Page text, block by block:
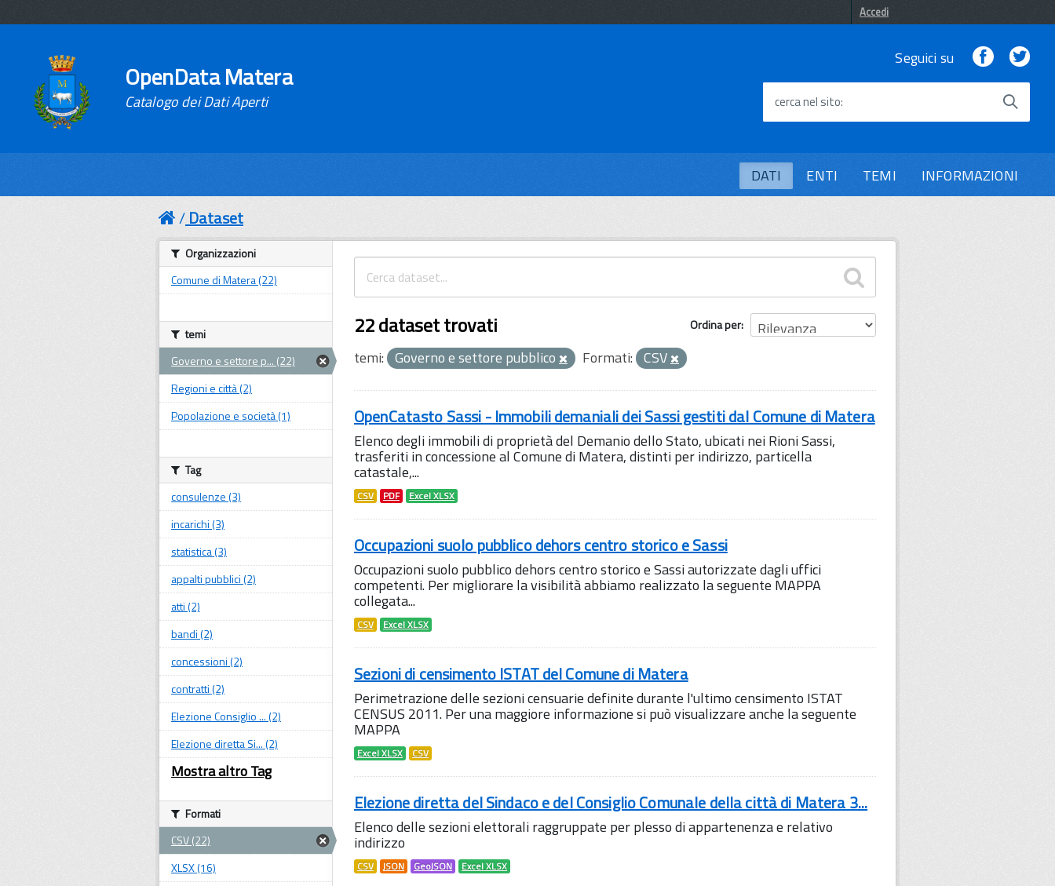
Accedi
OpenData Matera
Catalogo dei Dati Aperti
Seguici su Facebook
cerca nel sito
DATI ENTI TEMI INFORMAZIONI
Dataset
Ordina per
22 dataset trovati
temi: Governo e settore pubblico Formati: CSV
OpenCatasto Sassi - Immobili demaniali dei Sassi gestiti dal Comune di Matera
Elenco degli immobili di proprietà del Demanio dello Stato, ubicati nei Rioni Sassi,
trasferiti in concessione al Comune di Matera, distinti per indirizzo, particella
catastale,...
CSV PDF Excel XLSX
Occupazioni suolo pubblico dehors centro storico e Sassi
Occupazioni suolo pubblico dehors centro storico e Sassi autorizzate dagli uffici
competenti. Per migliorare la visibilità abbiamo realizzato la seguente MAPPA
collegata...
CSV Excel XLSX
Sezioni di censimento ISTAT del Comune di Matera
Perimetrazione delle sezioni censuarie definite durante l'ultimo censimento ISTAT
CENSUS 2011. Per una maggiore informazione si può visualizzare anche la seguente
MAPPA
Excel XLSX CSV
Elezione diretta del Sindaco e del Consiglio Comunale della città di Matera 3...
Elenco delle sezioni elettorali raggruppate per plesso di appartenenza e relativo
indirizzo
CSV JSON GeoJSON Excel XLSX
Organizzazioni
Comune di Matera (22)
temi
Governo e settore p... (22)
Regioni e città (2)
Popolazione e società (1)
Tag
consulenze (3)
incarichi (3)
statistica (3)
appalti pubblici (2)
atti (2)
bandi (2)
concessioni (2)
contratti (2)
Elezione Consiglio ... (2)
Elezione diretta Si... (2)
Mostra altro Tag
Formati
CSV (22)
XLSX (16)